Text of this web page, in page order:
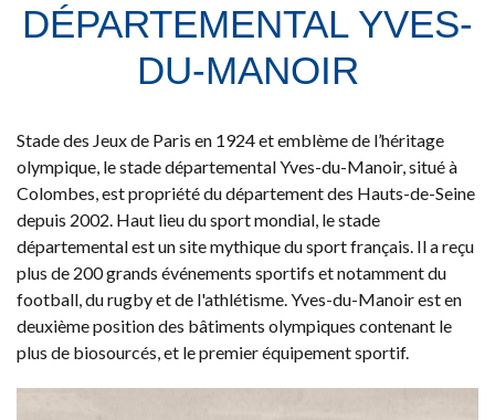
DÉPARTEMENTAL YVES-
DU-MANOIR
​​​​​​Stade des Jeux de Paris en 1924 et emblème de l’héritage
olympique, le stade départemental Yves-du-Manoir, situé à
Colombes, est propriété du département des Hauts-de-Seine
depuis 2002. Haut lieu du sport mondial, le stade
départemental est un site mythique du sport français. Il a reçu
plus de 200 grands événements sportifs et notamment du
football, du rugby et de l'athlétisme. Yves-du-Manoir est en
deuxième position des bâtiments olympiques contenant le
plus de biosourcés, et le premier équipement sportif.